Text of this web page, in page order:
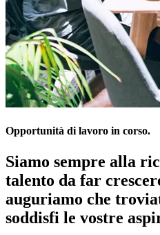
Opportunità di lavoro in corso.
Siamo sempre alla
talento da far
auguriamo che
soddisfi le vostre